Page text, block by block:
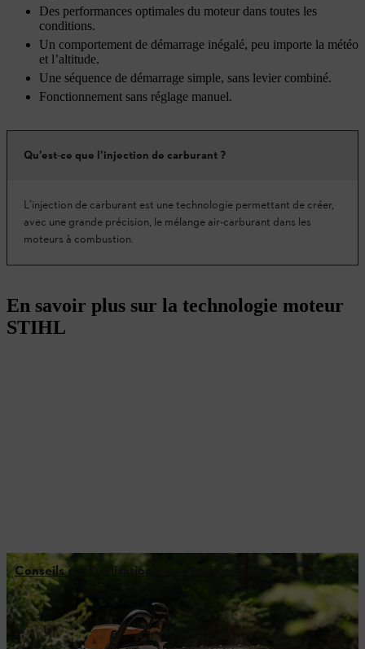
Des performances optimales du moteur dans toutes les
conditions.
Un comportement de démarrage inégalé, peu importe la météo
et l’altitude.
Une séquence de démarrage simple, sans levier combiné.
Fonctionnement sans réglage manuel.
Qu’est-ce que l’injection de carburant ?
L’injection de carburant est une technologie permettant de créer,
avec une grande précision, le mélange air-carburant dans les
moteurs à combustion.
En savoir plus sur la technologie moteur
STIHL
Conseils sur l’utilisation d’une tronçonneuse